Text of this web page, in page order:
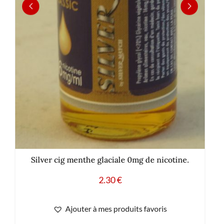
Silver cig menthe glaciale 0mg de nicotine.
2.30€
Ajouter à mes produits favoris